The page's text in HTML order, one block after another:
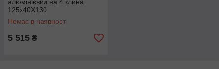
алюмінієвий на 4 клина
125х40Х130
Немає в наявності
5 515 ₴